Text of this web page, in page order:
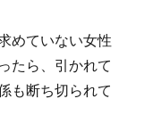
めていない女性
たら、引かれて
も断ち切られて